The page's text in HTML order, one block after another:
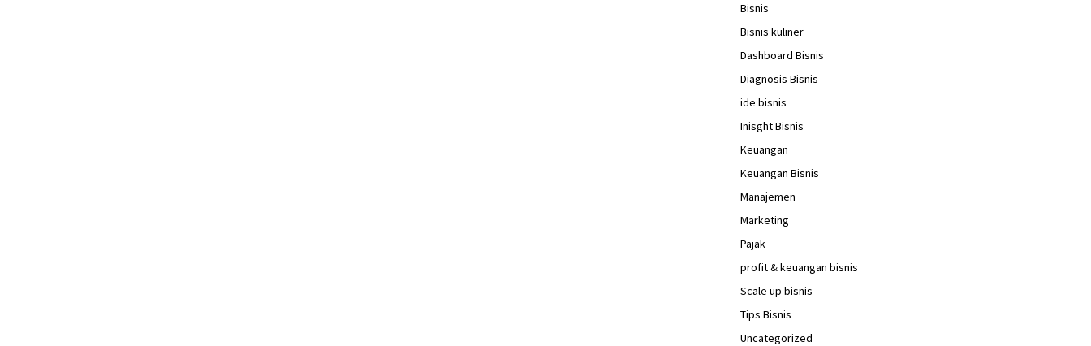
Bisnis
Bisnis kuliner
Dashboard Bisnis
Diagnosis Bisnis
ide bisnis
Inisght Bisnis
Keuangan
Keuangan Bisnis
Manajemen
Marketing
Pajak
profit & keuangan bisnis
Scale up bisnis
Tips Bisnis
Uncategorized